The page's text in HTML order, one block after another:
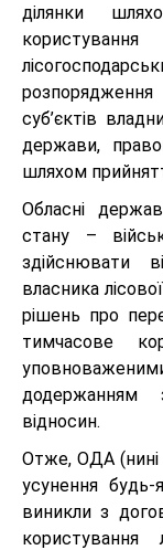
ділянки
суб’єктів
держави,
шляхом
Обласні
стану –
здійснювати
власника
рішень про
тимчасове
додержанням
відносин.
Отже, ОДА
усунення
виникли з